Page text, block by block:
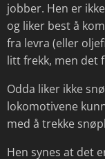
jobber. Hen er
og liker best å
fra levra (eller
litt frekk, men det
Odda liker ikke
lokomotivene
med å trekke
Hen synes at det